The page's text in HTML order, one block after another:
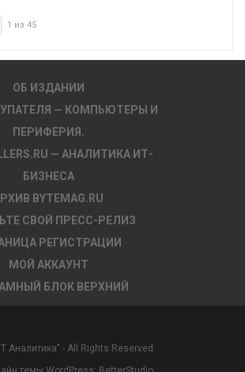
1 из 45
ОБ ИЗДАНИИ
— КОМПЬЮТЕРЫ И
ПЕРИФЕРИЯ.
— АНАЛИТИКА ИТ-
БИЗНЕСА
BYTEMAG.RU
СВОЙ ПРЕСС-РЕЛИЗ
РЕГИСТРАЦИИ
МОЙ АККАУНТ
БЛОК ВЕРХНИЙ
Аналитика" - All Rights Reserved.